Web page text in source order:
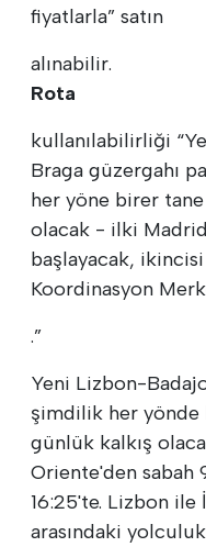
fiyatlarla” satın
alınabilir.
Rota
kullanılabilirliği
Braga güzergahı
her yöne birer
olacak - ilki Madrid
başlayacak,
Koordinasyon
.”
Yeni Lizbon-
şimdilik her
günlük kalkış
Oriente'den sabah
16:25'te. Lizbon ile
arasındaki